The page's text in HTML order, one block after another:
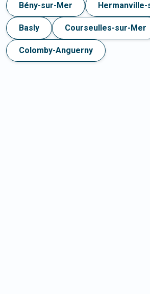
Bény-sur-Mer
Basly Courseulles-sur-Mer
Colomby-Anguerny